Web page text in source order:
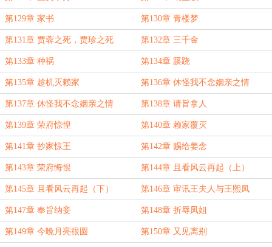
第129章 家书 第130章 青楼梦
第131章 贾蓉之死，贾珍之死 第132章 三千金
第133章 种祸 第134章 蹊跷
第135章 趁机灭赖家 第136章 休怪我不念姻亲之情
（上）
第137章 休怪我不念姻亲之情
（下）
第138章 请旨拿人
第139章 荣府惊惶 第140章 赖家覆灭
第141章 抄家惊王 第142章 赐给姜念
第143章 荣府悔恨 第144章 且看风云再起（上）
第145章 且看风云再起（下） 第146章 审讯王夫人与王熙凤
第147章 奉旨纳妾 第148章 折辱凤姐
第149章 今晚月亮很圆 第150章 又见离别